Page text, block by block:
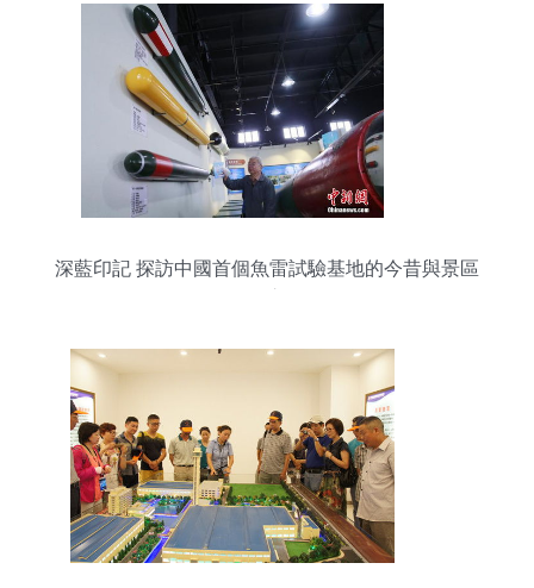
深藍印記 探訪中國首個魚雷試驗基地的今昔與景區